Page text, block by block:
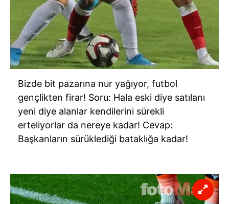
Bizde bit pazarına nur yağıyor, futbol
gençlikten firar! Soru: Hala eski diye satılanı
yeni diye alanlar kendilerini sürekli
erteliyorlar da nereye kadar! Cevap:
Başkanların sürüklediği bataklığa kadar!